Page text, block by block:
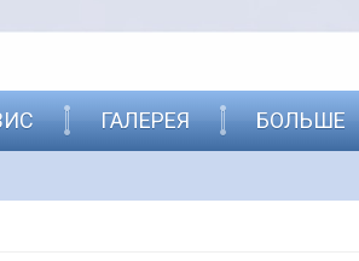
ГАЛЕРЕЯ БОЛЬШЕ